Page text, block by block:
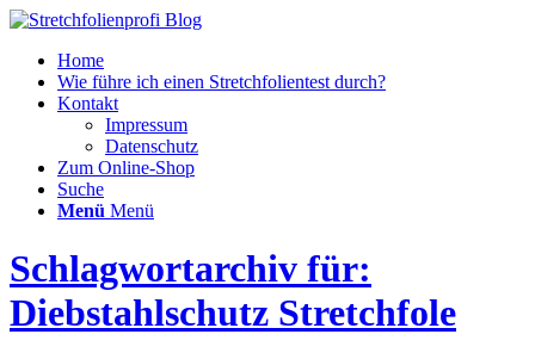
Home
Wie führe ich einen Stretchfolientest durch?
Kontakt
Impressum
Datenschutz
Zum Online-Shop
Suche
Menü Menü
Schlagwortarchiv für:
Diebstahlschutz Stretchfole